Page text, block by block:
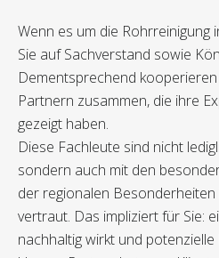
Wenn es um die Rohrreinigung
Sie auf Sachverstand sowie
Dementsprechend
Partnern zusammen, die ihre
gezeigt haben.
Diese Fachleute sind nicht
sondern auch mit den
der regionalen Besonderheiten
vertraut. Das impliziert für Sie:
nachhaltig wirkt und